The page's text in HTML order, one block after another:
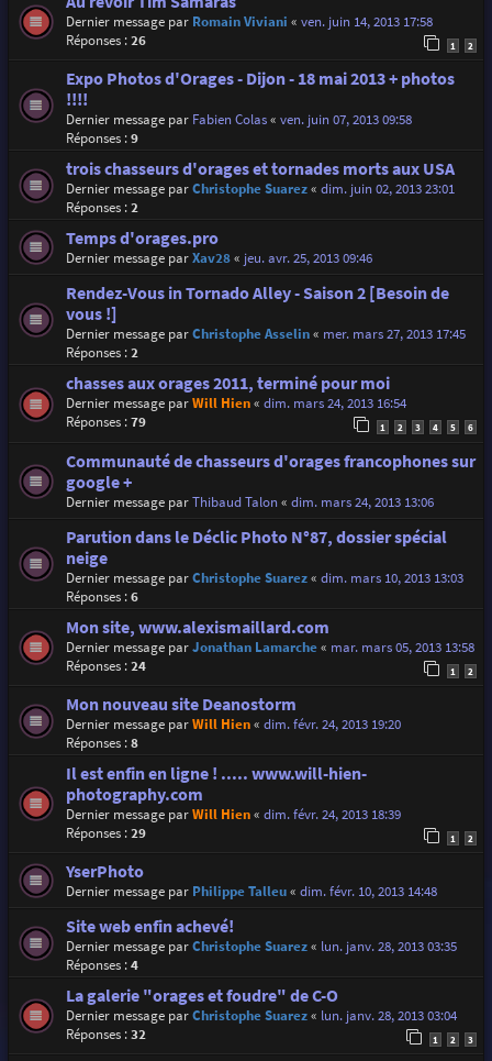
Dernier message par Romain Viviani « ven. juin 14, 2013 17:58
Réponses :26 1 2
Expo Photos d'Orages - Dijon - 18 mai 2013 + photos
!!!!
Dernier message par Fabien Colas« ven. juin 07, 2013 09:58
Réponses :9
trois chasseurs d'orages et tornades morts aux USA
Dernier message parChristophe Suarez« dim. juin 02, 2013 23:01
Réponses :2
Temps d'orages.pro
Dernier message parXav28« jeu. avr. 25, 2013 09:46
Rendez-Vous in Tornado Alley - Saison 2 [Besoin de
vous !]
Dernier message parChristophe Asselin« mer. mars 27, 2013 17:45
Réponses :2
chasses aux orages 2011, terminé pour moi
Dernier message parWill Hien« dim. mars 24, 2013 16:54
Réponses :79 1 2 3 4 5 6
Communauté de chasseurs d'orages francophones sur
google +
Dernier message parThibaud Talon« dim. mars 24, 2013 13:06
Parution dans le Déclic Photo N°87, dossier spécial
neige
Dernier message parChristophe Suarez« dim. mars 10, 2013 13:03
Réponses :6
Mon site, www.alexismaillard.com
Dernier message parJonathan Lamarche« mar. mars 05, 2013 13:58
Réponses :24 1 2
Mon nouveau site Deanostorm
Dernier message parWill Hien« dim. févr. 24, 2013 19:20
Réponses :8
Il est enfin en ligne ! ..... www.will-hien-
photography.com
Dernier message parWill Hien« dim. févr. 24, 2013 18:39
Réponses :29 1 2
YserPhoto
Dernier message par Philippe Talleu« dim. févr. 10, 2013 14:48
Site web enfin achevé!
Dernier message parChristophe Suarez« lun. janv. 28, 2013 03:35
Réponses :4
La galerie "orages et foudre" de C-O
Dernier message parChristophe Suarez« lun. janv. 28, 2013 03:04
Réponses :32 1 2 3